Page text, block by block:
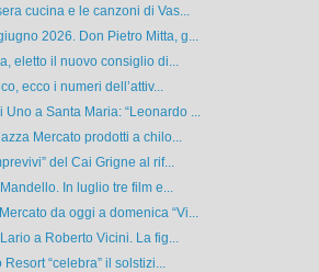
cucina e le canzoni di Vas...
2026. Don Pietro Mitta, g...
eletto il nuovo consiglio di...
ecco i numeri dell’attiv...
a Santa Maria: “Leonardo ...
Mercato prodotti a chilo...
del Cai Grigne al rif...
In luglio tre film e...
da oggi a domenica “Vi...
a Roberto Vicini. La fig...
“celebra” il solstizi...